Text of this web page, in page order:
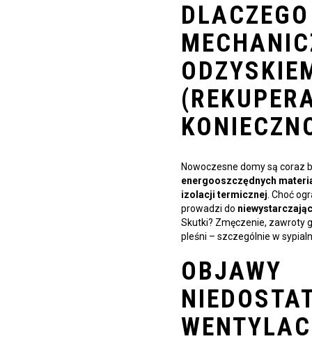
Nowoczesne domy są coraz
energooszczędnych
izolacji termicznej . Choć
prowadzi do
Skutki? Zmęczenie, zawroty
pleśni – szczególnie w
OBJAWY